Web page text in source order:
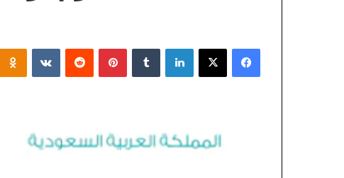
فيسبوكX لينكدإن بينتيريست